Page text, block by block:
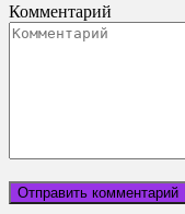
Комментарий